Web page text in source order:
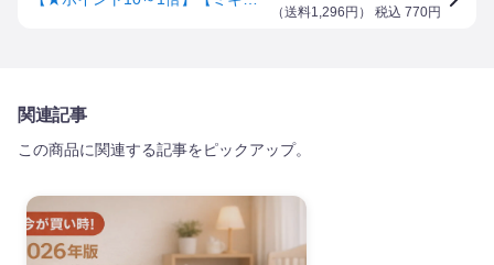
（送料1,296円 ） 税込 770円
関連記事
この商品に関連する記事をピックアップ。